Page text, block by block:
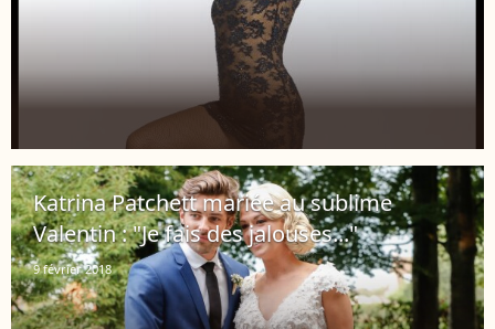
Katrina Patchett mariée au sublime
Valentin : "Je fais des jalouses..."
9 février 2018